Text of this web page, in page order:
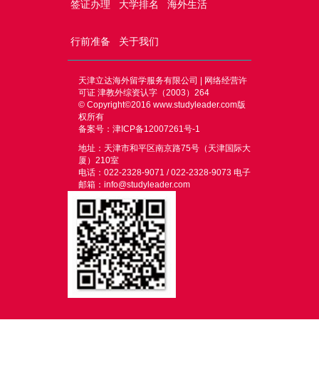
签证办理 大学排名 海外生活
行前准备 关于我们
天津立达海外留学服务有限公司 | 网络经营许
可证 津教外综资认字（2003）264
© Copyright©2016 www.studyleader.com版
权所有
备案号：津ICP备12007261号-1
地址：天津市和平区南京路75号（天津国际大
厦）210室
电话：022-2328-9071 / 022-2328-9073 电子
邮箱：info@studyleader.com